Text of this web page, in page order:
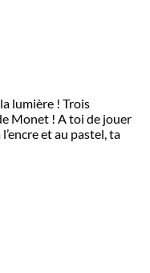
lumière ! Trois
Monet ! A toi de jouer
et au pastel, ta